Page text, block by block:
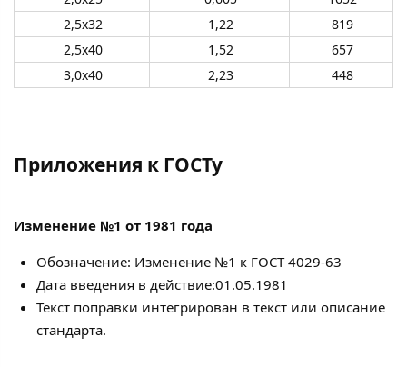
2,5х32
1,22
819
2,5х40
1,52
657
3,0х40
2,23 448
Приложения к ГОСТу
Изменение №1 от 1981 года
Обозначение: Изменение №1 к ГОСТ 4029-63
Дата введения в действие:01.05.1981
Текст поправки интегрирован в текст или описание
стандарта.